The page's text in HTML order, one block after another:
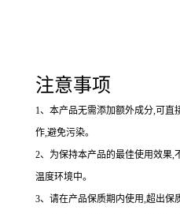
注意事项
1、本产品无需添加额外成分,可直
作,避免污染。
2、为保持本产品的最佳使用效果,
温度环境中。
3、请在产品保质期内使用,超出保